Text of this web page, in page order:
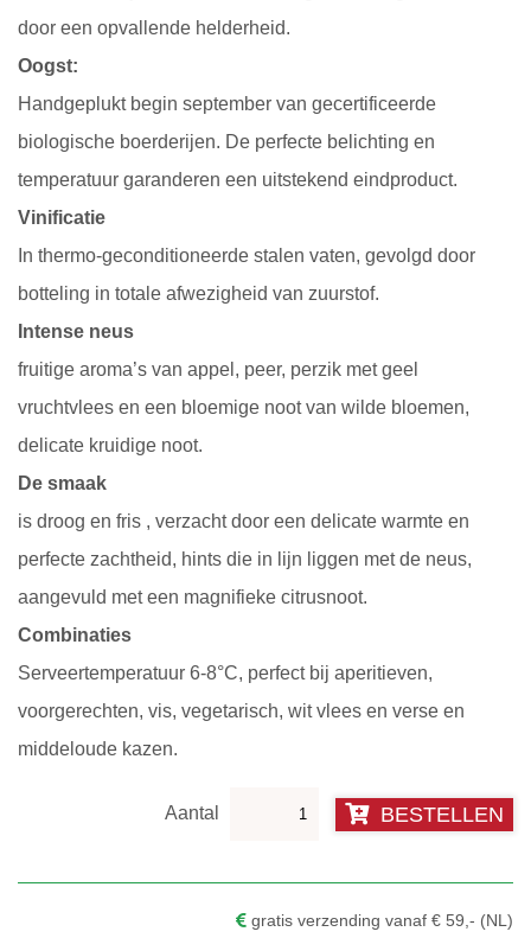
door een opvallende helderheid.
Oogst:
Handgeplukt begin september van gecertificeerde
biologische boerderijen. De perfecte belichting en
temperatuur garanderen een uitstekend eindproduct.
Vinificatie
In thermo-geconditioneerde stalen vaten, gevolgd door
botteling in totale afwezigheid van zuurstof.
Intense neus
fruitige aroma’s van appel, peer, perzik met geel
vruchtvlees en een bloemige noot van wilde bloemen,
delicate kruidige noot.
De smaak
is droog en fris , verzacht door een delicate warmte en
perfecte zachtheid, hints die in lijn liggen met de neus,
aangevuld met een magnifieke citrusnoot.
Combinaties
Serveertemperatuur 6-8°C, perfect bij aperitieven,
voorgerechten, vis, vegetarisch, wit vlees en verse en
middeloude kazen.
aantal
BESTELLEN
gratis verzending vanaf € 59,- (NL)